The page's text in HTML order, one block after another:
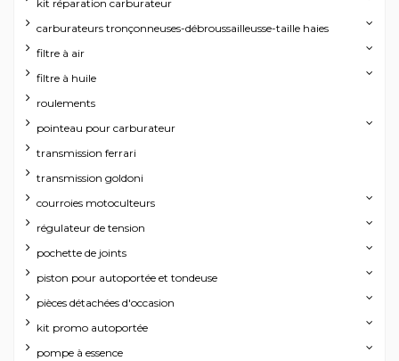
kit réparation carburateur
carburateurs tronçonneuses-débroussailleusse-taille haies
filtre à air
filtre à huile
roulements
pointeau pour carburateur
transmission ferrari
transmission goldoni
courroies motoculteurs
régulateur de tension
pochette de joints
piston pour autoportée et tondeuse
pièces détachées d'occasion
kit promo autoportée
pompe à essence